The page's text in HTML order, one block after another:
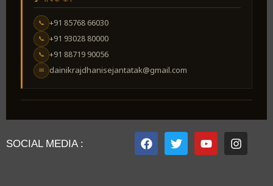
📞 +91 85768 66030
📞 +91 93028 80000
📞 +91 88719 90056
✉ dainikrajdhanisejantatak@gmail.com
SOCIAL MEDIA :